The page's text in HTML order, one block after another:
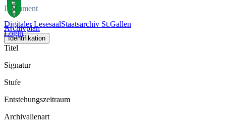
Digitaler LesesaalStaatsarchiv St.Gallen
Login
Dokument
Archivplan
Identifikation
Titel
Signatur
Stufe
Entstehungszeitraum
Archivalienart